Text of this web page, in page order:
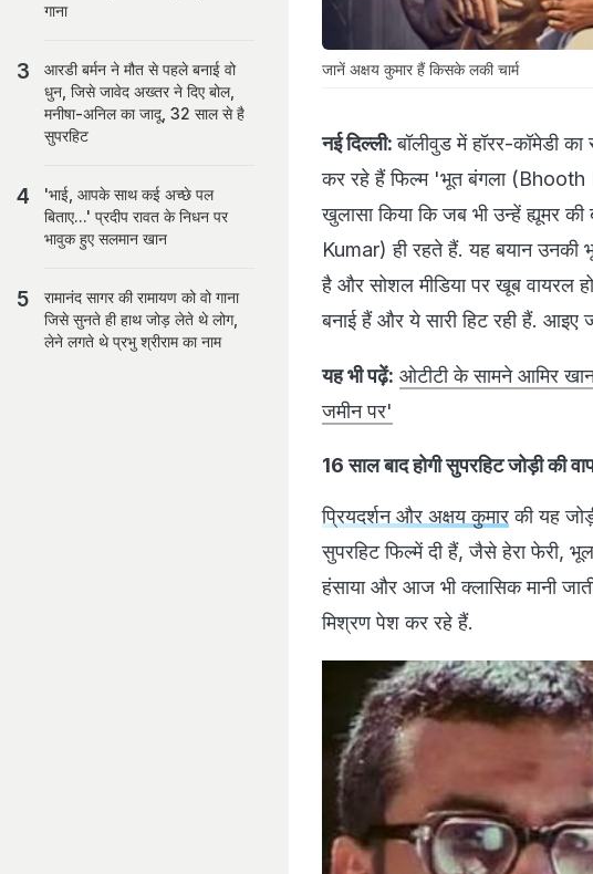
जानें अक्षय कुमार हैं किसके लकी चार्म
नई दिल्ली: बॉलीवुड में हॉरर-कॉमेडी
कर रहे हैं फिल्म 'भूत बंगला (Bhooth
खुलासा किया कि जब भी उन्हें ह्यूमर
Kumar) ही रहते हैं. यह बयान उनकी
है और सोशल मीडिया पर खूब वायरल
बनाई हैं और ये सारी हिट रही हैं. आइए
यह भी पढ़ें: ओटीटी के सामने आमिर
जमीन पर'
16 साल बाद होगी सुपरहिट जोड़ी की
प्रियदर्शन और अक्षय कुमारकी यह
सुपरहिट फिल्में दी हैं, जैसे हेरा फेरी,
हंसाया और आज भी क्लासिक मानी
मिश्रण पेश कर रहे हैं.
गाना
आरडी बर्मन ने मौत से पहले बनाई वो
धुन, जिसे जावेद अख्तर ने दिए बोल,
मनीषा-अनिल का जादू, 32 साल से है
सुपरहिट
'भाई, आपके साथ कई अच्छे पल
बिताए...' प्रदीप रावत के निधन पर
भावुक हुए सलमान खान
रामानंद सागर की रामायण को वो गाना
जिसे सुनते ही हाथ जोड़ लेते थे लोग,
लेने लगते थे प्रभु श्रीराम का नाम